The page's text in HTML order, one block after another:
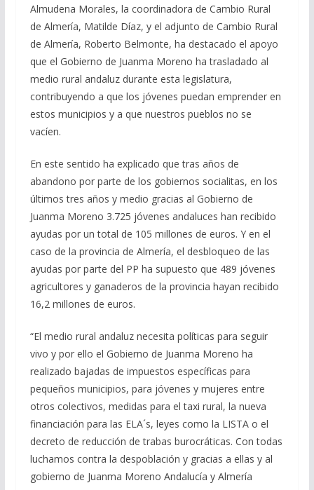
Almudena Morales, la coordinadora de Cambio Rural
de Almería, Matilde Díaz, y el adjunto de Cambio Rural
de Almería, Roberto Belmonte, ha destacado el apoyo
que el Gobierno de Juanma Moreno ha trasladado al
medio rural andaluz durante esta legislatura,
contribuyendo a que los jóvenes puedan emprender en
estos municipios y a que nuestros pueblos no se
vacíen.
En este sentido ha explicado que tras años de
abandono por parte de los gobiernos socialitas, en los
últimos tres años y medio gracias al Gobierno de
Juanma Moreno 3.725 jóvenes andaluces han recibido
ayudas por un total de 105 millones de euros. Y en el
caso de la provincia de Almería, el desbloqueo de las
ayudas por parte del PP ha supuesto que 489 jóvenes
agricultores y ganaderos de la provincia hayan recibido
16,2 millones de euros.
“El medio rural andaluz necesita políticas para seguir
vivo y por ello el Gobierno de Juanma Moreno ha
realizado bajadas de impuestos específicas para
pequeños municipios, para jóvenes y mujeres entre
otros colectivos, medidas para el taxi rural, la nueva
financiación para las ELA´s, leyes como la LISTA o el
decreto de reducción de trabas burocráticas. Con todas
luchamos contra la despoblación y gracias a ellas y al
gobierno de Juanma Moreno Andalucía y Almería